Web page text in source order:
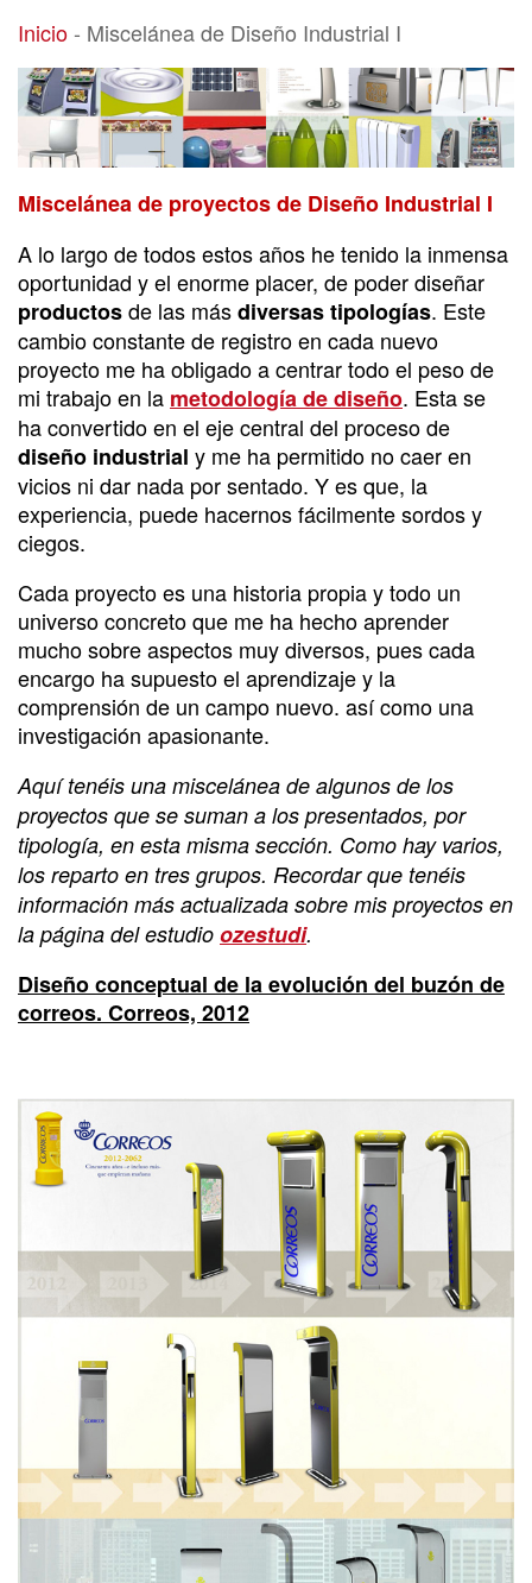
Miscelánea de Diseño Industrial I
Inicio- Miscelánea de Diseño Industrial I
Miscelánea de proyectos de Diseño Industrial I
A lo largo de todos estos años he tenido la inmensa
oportunidad y el enorme placer, de poder diseñar
productosde las másdiversas tipologías. Este
cambio constante de registro en cada nuevo
proyecto me ha obligado a centrar todo el peso de
mi trabajo en la metodología de diseño. Esta se
ha convertido en el eje central del proceso de
diseño industrial y me ha permitido no caer en
vicios ni dar nada por sentado. Y es que, la
experiencia, puede hacernos fácilmente sordos y
ciegos.
Cada proyecto es una historia propia y todo un
universo concreto que me ha hecho aprender
mucho sobre aspectos muy diversos, pues cada
encargo ha supuesto el aprendizaje y la
comprensión de un campo nuevo. así como una
investigación apasionante.
Aquí tenéis una miscelánea de algunos de los
proyectos que se suman a los presentados, por
tipología, en esta misma sección. Como hay varios,
los reparto en tres grupos. Recordar que tenéis
información más actualizada sobre mis proyectos en
la página del estudio ozestudi.
Diseño conceptual de la evolución del buzón de
correos. Correos, 2012